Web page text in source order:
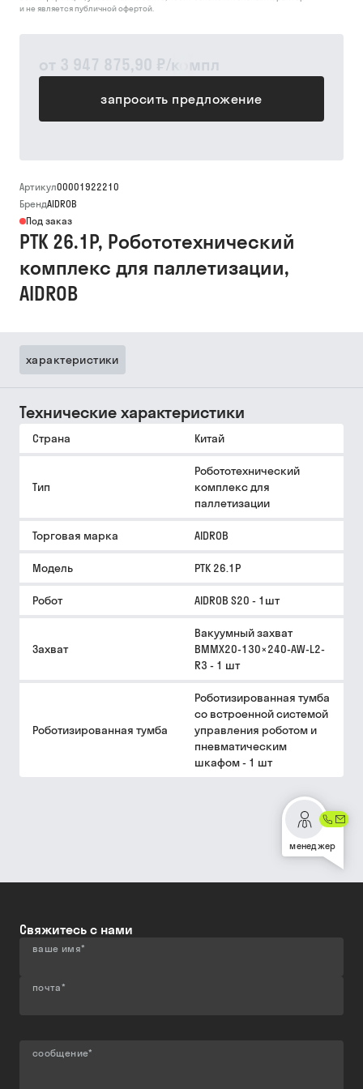
от 3 947 875,90 ₽/компл
запросить предложение
и не является публичной офертой.
Артикул00001922210
БрендAIDROB
Под заказ
РТК 26.1P, Робототехнический
комплекс для паллетизации,
AIDROB
характеристики
Технические характеристики
Страна Китай
Тип
Робототехнический
комплекс для
паллетизации
Торговая марка AIDROB
Модель РТК 26.1P
Робот AIDROB S20 - 1шт
Захват
Вакуумный захват
BMMX20-130×240-AW-L2-
R3 - 1 шт
Роботизированная тумба
Роботизированная тумба
со встроенной системой
управления роботом и
пневматическим
шкафом - 1 шт
менеджер
Свяжитесь с нами
ваше имя*
почта*
сообщение*